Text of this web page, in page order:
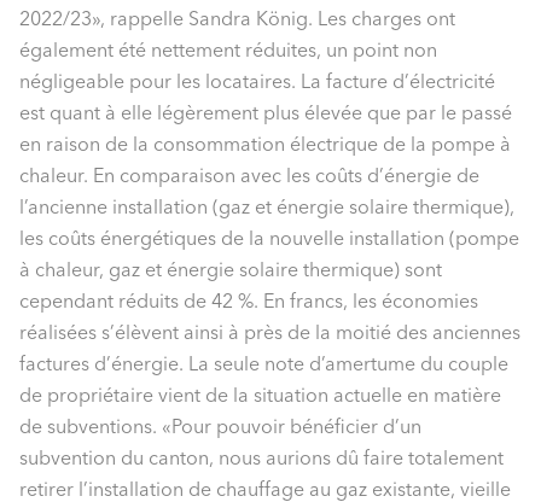
2022/23», rappelle Sandra König. Les charges ont
également été nettement réduites, un point non
négligeable pour les locataires. La facture d’électricité
est quant à elle légèrement plus élevée que par le passé
en raison de la consommation électrique de la pompe à
chaleur. En comparaison avec les coûts d’énergie de
l’ancienne installation (gaz et énergie solaire thermique),
les coûts énergétiques de la nouvelle installation (pompe
à chaleur, gaz et énergie solaire thermique) sont
cependant réduits de 42 %. En francs, les économies
réalisées s’élèvent ainsi à près de la moitié des anciennes
factures d’énergie. La seule note d’amertume du couple
de propriétaire vient de la situation actuelle en matière
de subventions. «Pour pouvoir bénéficier d’un
subvention du canton, nous aurions dû faire totalement
retirer l’installation de chauffage au gaz existante, vieille